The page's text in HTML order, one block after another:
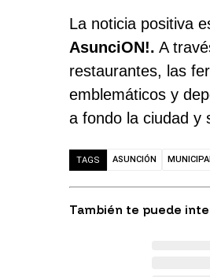
La noticia positiva
AsunciON!. A
restaurantes, las
emblemáticos y
a fondo la ciudad y
TAGS ASUNCIÓN
También te puede